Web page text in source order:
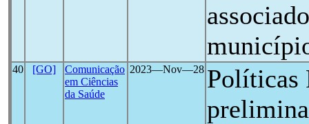
40 [GO]
Comunicação
em Ciências
da Saúde
2023―Nov―28 Políticas